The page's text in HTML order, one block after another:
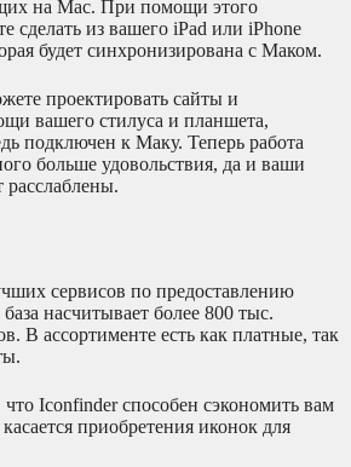
на Mac. При помощи этого
сделать из вашего iPad или iPhone
будет синхронизирована с Маком.
проектировать сайты и
вашего стилуса и планшета,
подключен к Маку. Теперь работа
больше удовольствия, да и ваши
расслаблены.
сервисов по предоставлению
насчитывает более 800 тыс.
В ассортименте есть как платные, так
Iconfinder способен сэкономить вам
приобретения иконок для